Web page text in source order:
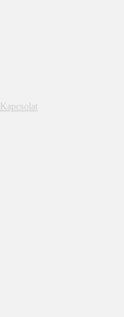
Kapcsolat